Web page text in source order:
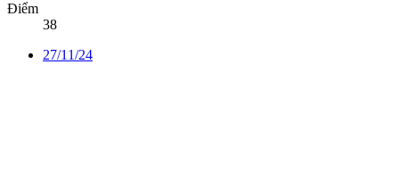
Điểm
38
27/11/24